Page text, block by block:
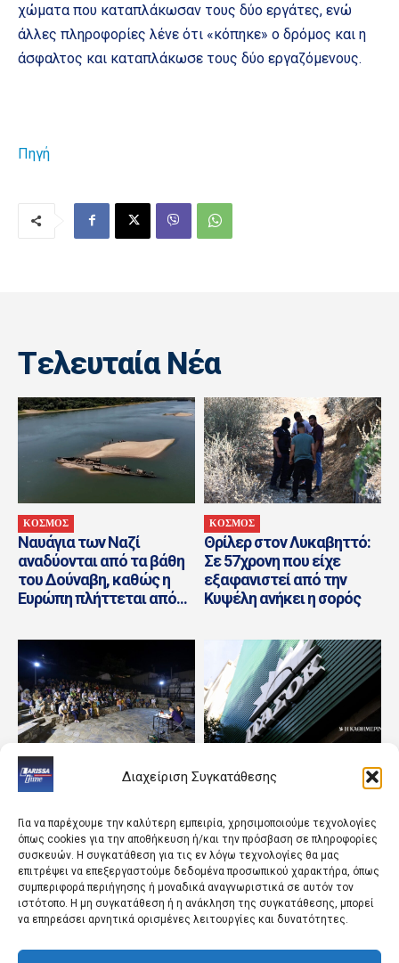
Διαχείριση Συγκατάθεσης
Για να παρέχουμε την καλύτερη εμπειρία, χρησιμοποιούμε τεχνολογίες
όπως cookies για την αποθήκευση ή/και την πρόσβαση σε πληροφορίες
συσκευών. Η συγκατάθεση για τις εν λόγω τεχνολογίες θα μας
επιτρέψει να επεξεργαστούμε δεδομένα προσωπικού χαρακτήρα, όπως
συμπεριφορά περιήγησης ή μοναδικά αναγνωριστικά σε αυτόν τον
ιστότοπο. Η μη συγκατάθεση ή η ανάκληση της συγκατάθεσης, μπορεί
να επηρεάσει αρνητικά ορισμένες λειτουργίες και δυνατότητες.
χώματα που καταπλάκωσαν τους δύο εργάτες, ενώ
άλλες πληροφορίες λένε ότι «κόπηκε» ο δρόμος και η
άσφαλτος και καταπλάκωσε τους δύο εργαζόμενους.
Πηγή
Tελευταία Nέα
ΚΟΣΜΟΣ
Ναυάγια των Ναζί
αναδύονται από τα βάθη
του Δούναβη, καθώς η
Ευρώπη πλήττεται από...
ΚΟΣΜΟΣ
Θρίλερ στον Λυκαβηττό:
Σε 57χρονη που είχε
εξαφανιστεί από την
Κυψέλη ανήκει η σορός
ΘΕΣΣΑΛΙΑ
Με τη στήριξη της
πολιτιστικές δράσεις
Υπόγειες διεργασίες στο
θέσης